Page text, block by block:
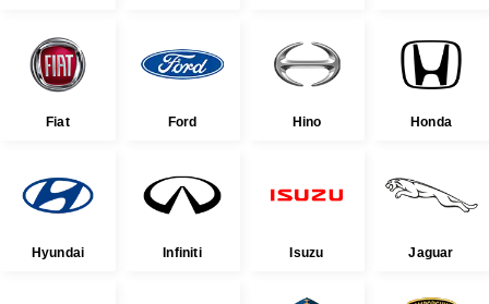
Fiat Ford Hino Honda
Hyundai Infiniti Isuzu Jaguar